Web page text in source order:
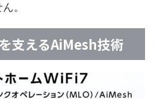
。
支えるAiMesh技術